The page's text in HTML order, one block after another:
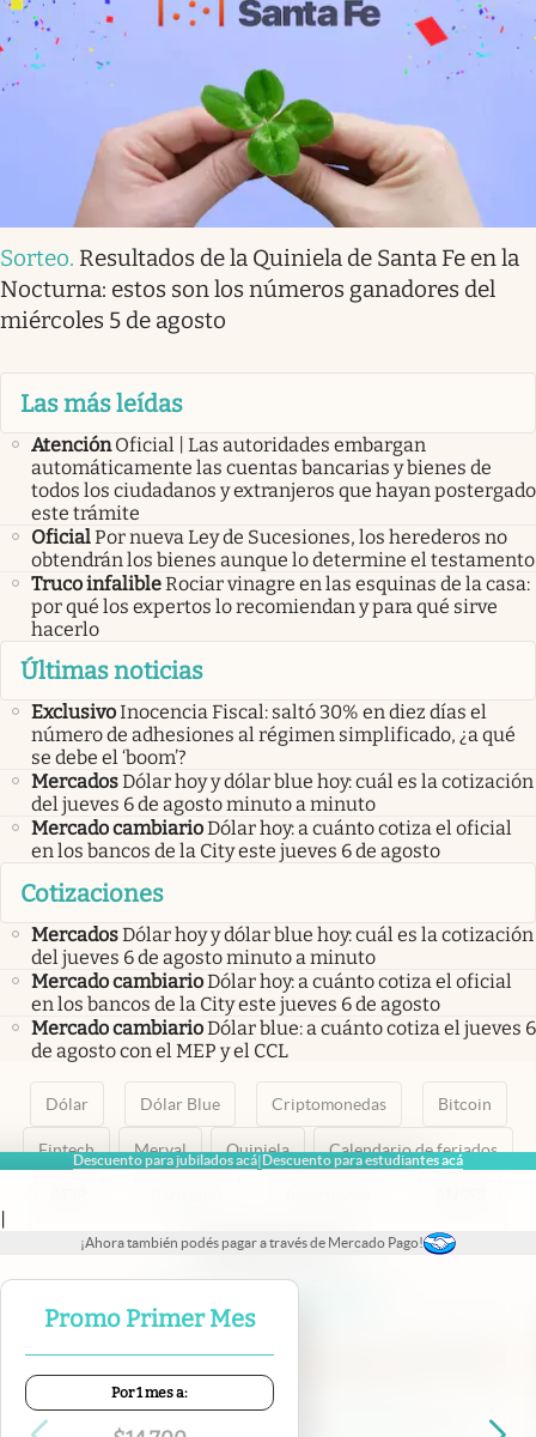
Descuento para jubilados acá|Descuento para estudiantes acá
|
¡Ahora también podés pagar a través de Mercado Pago!
Promo Primer Mes
Por 1 mes a:
Sorteo. Resultados de la Quiniela de Santa Fe en la
Nocturna: estos son los números ganadores del
miércoles 5 de agosto
Las más leídas
Atención Oficial | Las autoridades embargan
automáticamente las cuentas bancarias y bienes de
todos los ciudadanos y extranjeros que hayan postergado
este trámite
OficialPor nueva Ley de Sucesiones, los herederos no
obtendrán los bienes aunque lo determine el testamento
Truco infalibleRociar vinagre en las esquinas de la casa:
por qué los expertos lo recomiendan y para qué sirve
hacerlo
Últimas noticias
ExclusivoInocencia Fiscal: saltó 30% en diez días el
número de adhesiones al régimen simplificado, ¿a qué
se debe el ‘boom’?
MercadosDólar hoy y dólar blue hoy: cuál es la cotización
del jueves 6 de agosto minuto a minuto
Mercado cambiarioDólar hoy: a cuánto cotiza el oficial
en los bancos de la City este jueves 6 de agosto
Cotizaciones
MercadosDólar hoy y dólar blue hoy: cuál es la cotización
del jueves 6 de agosto minuto a minuto
Mercado cambiarioDólar hoy: a cuánto cotiza el oficial
en los bancos de la City este jueves 6 de agosto
Mercado cambiarioDólar blue: a cuánto cotiza el jueves 6
de agosto con el MEP y el CCL
Dólar Dólar Blue Criptomonedas Bitcoin
Fintech Merval Quiniela Calendario de feriados
abre en nueva pestaña
abre en nueva pestaña
abre en nueva pestaña
abre en nueva pestaña
abre en nueva pestaña